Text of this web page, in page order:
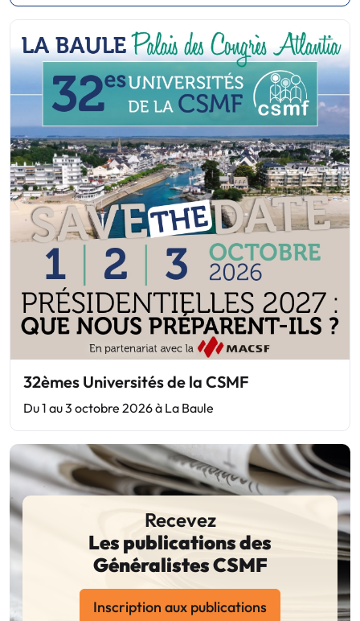
32èmes Universités de la CSMF
Du 1 au 3 octobre 2026 à La Baule
Recevez
Les publications des
Généralistes CSMF
Inscription aux publications